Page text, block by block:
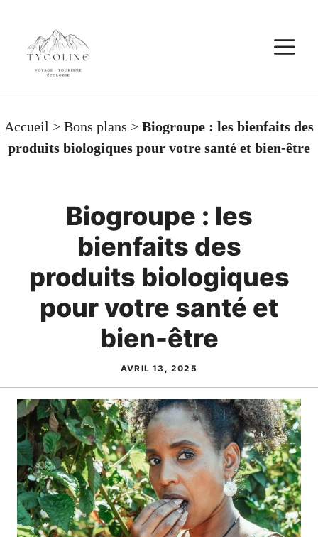
contenu
Accueil > Bons plans > Biogroupe : les bienfaits des
produits biologiques pour votre santé et bien-être
Biogroupe : les
bienfaits des
produits biologiques
pour votre santé et
bien-être
AVRIL 13, 2025